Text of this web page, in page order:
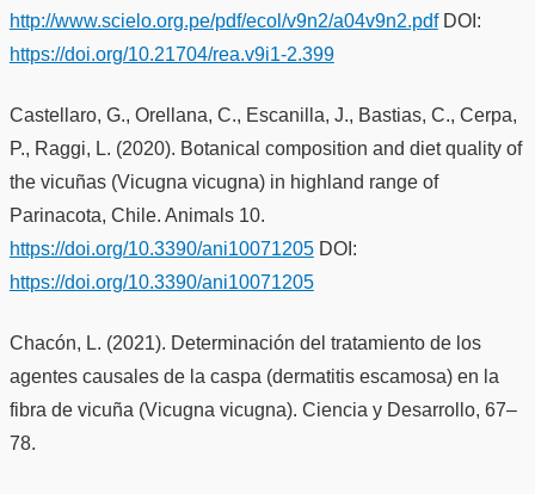
http://www.scielo.org.pe/pdf/ecol/v9n2/a04v9n2.pdfDOI:
https://doi.org/10.21704/rea.v9i1-2.399
Castellaro, G., Orellana, C., Escanilla, J., Bastias, C., Cerpa,
P., Raggi, L. (2020). Botanical composition and diet quality of
the vicuñas (Vicugna vicugna) in highland range of
Parinacota, Chile. Animals 10.
https://doi.org/10.3390/ani10071205DOI:
https://doi.org/10.3390/ani10071205
Chacón, L. (2021). Determinación del tratamiento de los
agentes causales de la caspa (dermatitis escamosa) en la
fibra de vicuña (Vicugna vicugna). Ciencia y Desarrollo, 67–
78.